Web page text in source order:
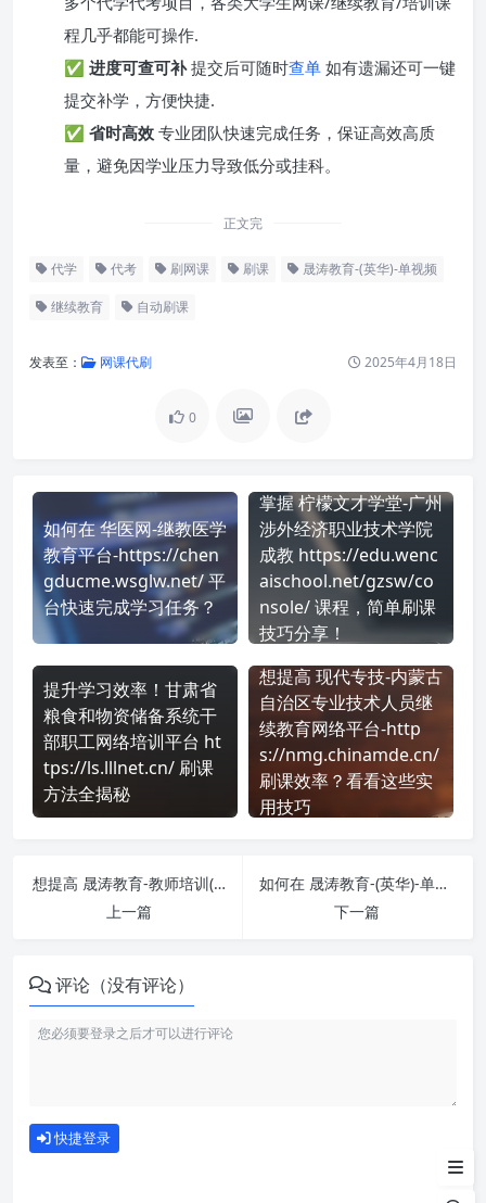
程几乎都能可操作.
✅ 进度可查可补提交后可随时查单 如有遗漏还可一键
提交补学，方便快捷.
✅ 省时高效 专业团队快速完成任务，保证高效高质
量，避免因学业压力导致低分或挂科。
正文完
代学 代考 刷网课 刷课 晟涛教育-(英华)-单视频
继续教育 自动刷课
发表至： 网课代刷 2025年4月18日
0
如何在 华医网-继教医学
教育平台-https://chen
gducme.wsglw.net/ 平
台快速完成学习任务？
掌握 柠檬文才学堂-广州
涉外经济职业技术学院
成教 https://edu.wenc
aischool.net/gzsw/co
nsole/ 课程，简单刷课
技巧分享！
提升学习效率！甘肃省
粮食和物资储备系统干
部职工网络培训平台 ht
tps://ls.lllnet.cn/ 刷课
方法全揭秘
想提高 现代专技-内蒙古
自治区专业技术人员继
续教育网络平台-http
s://nmg.chinamde.cn/
刷课效率？看看这些实
用技巧
想提高 晟涛教育-教师培训(英华) 刷课效率？看看这些实用技巧
上一篇
如何在 晟涛教育-(英华)-单考试 平台快速完成学习任务？
下一篇
评论（没有评论）
快捷登录